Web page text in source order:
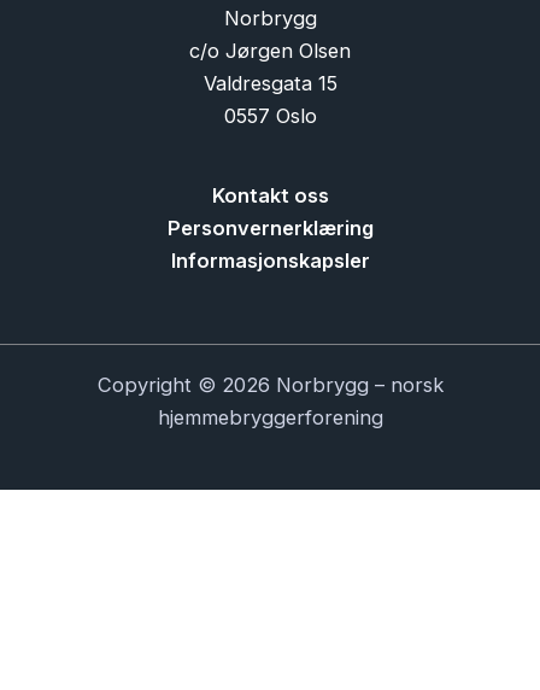
Norbrygg
c/o Jørgen Olsen
Valdresgata 15
0557 Oslo
Kontakt oss
Personvernerklæring
Informasjonskapsler
Copyright © 2026 Norbrygg – norsk
hjemmebryggerforening